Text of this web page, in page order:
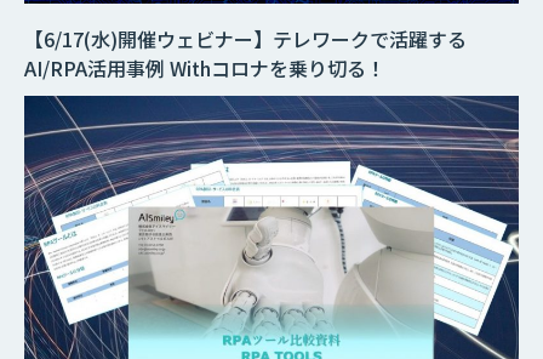
【6/17(水)開催ウェビナー】テレワークで活躍する
AI/RPA活用事例 Withコロナを乗り切る！